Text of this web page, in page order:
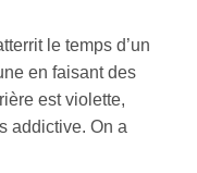
le temps d’un
en faisant des
est violette,
addictive. On a